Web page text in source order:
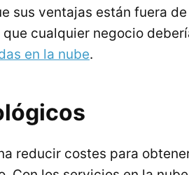
sus ventajas están fuera
cualquier negocio
en la nube.
reducir costes para